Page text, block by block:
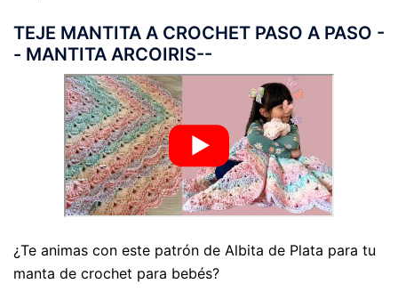
TEJE MANTITA A CROCHET PASO A PASO -
- MANTITA ARCOIRIS--
¿Te animas con este patrón de Albita de Plata para tu
manta de crochet para bebés?